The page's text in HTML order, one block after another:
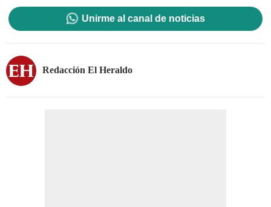
Unirme al canal de noticias
Redacción El Heraldo